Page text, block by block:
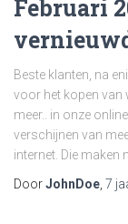
Februari
Beste klanten, na
voor het kopen van
meer.. in onze
verschijnen van
internet. Die maken
DoorJohnDoe 7